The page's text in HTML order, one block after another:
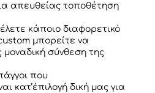
απευθείας τοποθέτηση
κάποιο διαφορετικό
μπορείτε να
μοναδική σύνθεση της
που
κατ’έπιλογή δική μας για